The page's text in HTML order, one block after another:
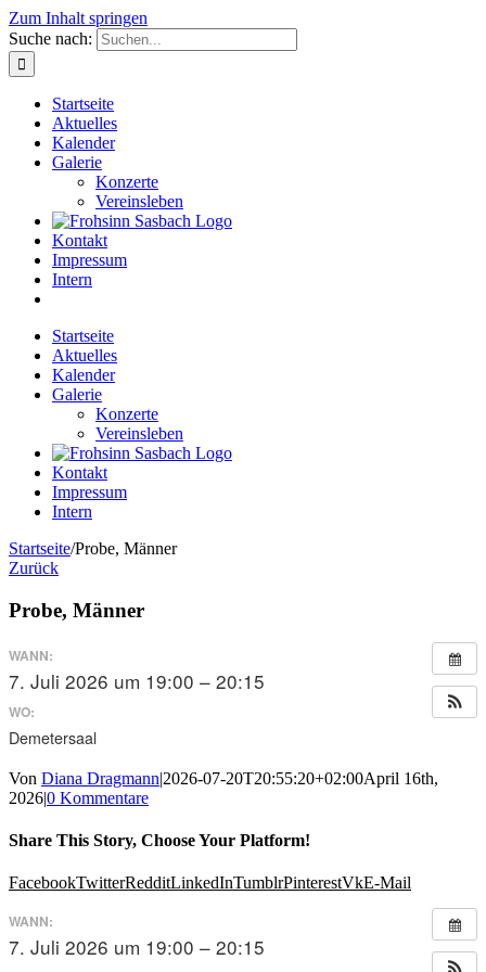
Zum Inhalt springen
Suche nach:
Startseite
Aktuelles
Kalender
Galerie
Konzerte
Vereinsleben
Kontakt
Impressum
Intern
Startseite
Aktuelles
Kalender
Galerie
Konzerte
Vereinsleben
Kontakt
Impressum
Intern
Startseite/Probe, Männer
Zurück
Probe, Männer
WANN:
7. Juli 2026 um 19:00 – 20:15
WO:
Demetersaal
Von Diana Dragmann|2026-07-20T20:55:20+02:00April 16th,
2026|0 Kommentare
Share This Story, Choose Your Platform!
FacebookTwitterRedditLinkedInTumblrPinterestVkE-Mail
WANN:
7. Juli 2026 um 19:00 – 20:15